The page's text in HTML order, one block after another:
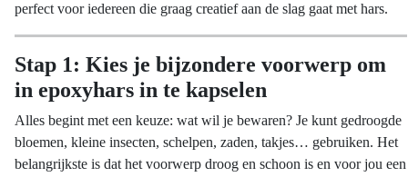
perfect voor iedereen die graag creatief aan de slag gaat met hars.
Stap 1: Kies je bijzondere voorwerp om
in epoxyhars in te kapselen
Alles begint met een keuze: wat wil je bewaren? Je kunt gedroogde
bloemen, kleine insecten, schelpen, zaden, takjes… gebruiken. Het
belangrijkste is dat het voorwerp droog en schoon is en voor jou een